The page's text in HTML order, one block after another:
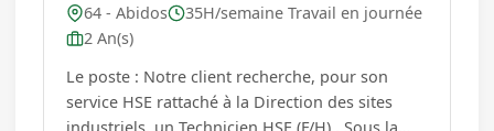
64 - Abidos
35H/semaine Travail en journée
2 An(s)
Le poste : Notre client recherche, pour son
service HSE rattaché à la Direction des sites